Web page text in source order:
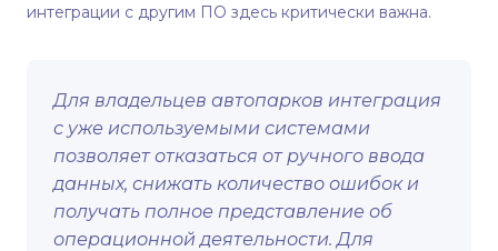
интеграции с другим ПО здесь критически важна.
Для владельцев автопарков интеграция
с уже используемыми системами
позволяет отказаться от ручного ввода
данных, снижать количество ошибок и
получать полное представление об
операционной деятельности. Для